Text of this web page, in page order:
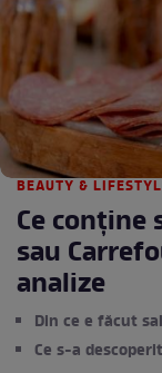
BEAUTY &
Ce
sau
analize
Din ce e făcut
Ce s-a